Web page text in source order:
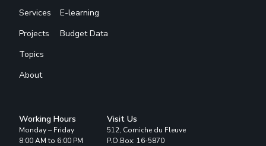
Services
Projects
Topics
About
E-learning
Budget Data
Working Hours
Monday – Friday
8:00 AM to 6:00 PM
Visit Us
512, Corniche du Fleuve
P.O.Box: 16-5870